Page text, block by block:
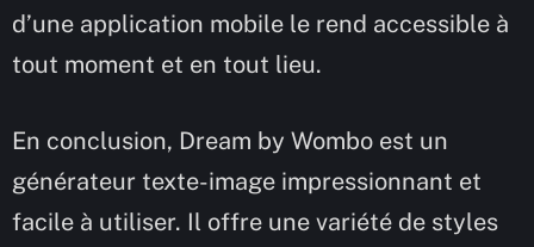
d’une application mobile le rend accessible à
tout moment et en tout lieu.
En conclusion, Dream by Wombo est un
générateur texte-image impressionnant et
facile à utiliser. Il offre une variété de styles